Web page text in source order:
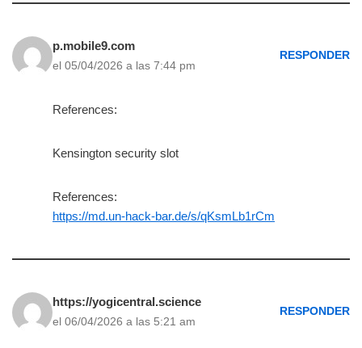
p.mobile9.com
el 05/04/2026 a las 7:44 pm
RESPONDER
References:
Kensington security slot
References:
https://md.un-hack-bar.de/s/qKsmLb1rCm
https://yogicentral.science
el 06/04/2026 a las 5:21 am
RESPONDER